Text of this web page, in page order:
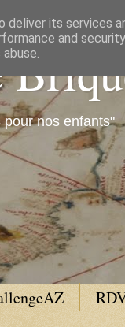
nos enfants"
its services
and